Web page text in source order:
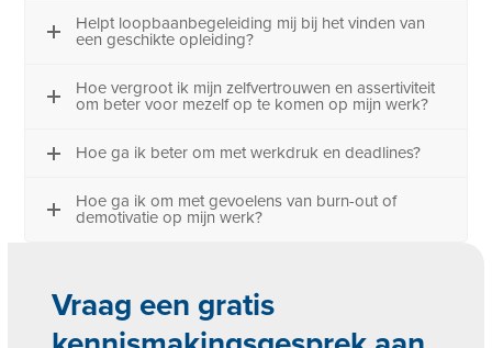
Helpt loopbaanbegeleiding mij bij het vinden van
een geschikte opleiding?
Hoe vergroot ik mijn zelfvertrouwen en assertiviteit
om beter voor mezelf op te komen op mijn werk?
Hoe ga ik beter om met werkdruk en deadlines?
Hoe ga ik om met gevoelens van burn-out of
demotivatie op mijn werk?
Vraag een gratis